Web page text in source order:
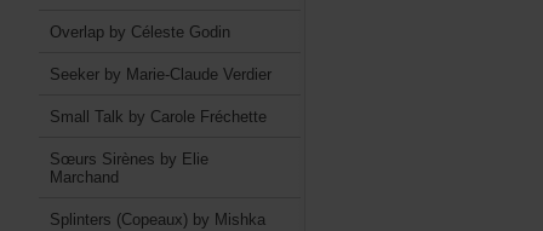
OverlapbyCélesteGodin
SeekerbyMarie-ClaudeVerdier
SmallTalkbyCaroleFréchette
SœursSirènesbyElie
Marchand
Splinters(Copeaux)byMishka